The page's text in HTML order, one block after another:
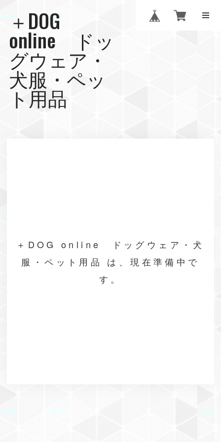
＋DOG
online ドッ
グウェア・
犬服・ペッ
ト用品
＋DOG online ドッグウェア・犬
服・ペット用品 は、現在準備中で
す。